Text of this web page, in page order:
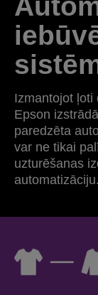
Izmantojot ļoti
Epson
paredzēta
var ne tikai
uzturēšanas
automatizāciju.